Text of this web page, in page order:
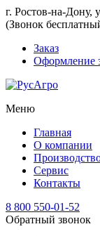
г. Ростов-на-Дону,
(Звонок
Заказ
Оформление
Меню
Главная
О компании
Сервис
Контакты
8 800 550-01-52
Обратный звонок